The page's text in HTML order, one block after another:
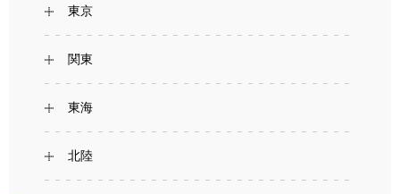
東京
関東
東海
北陸